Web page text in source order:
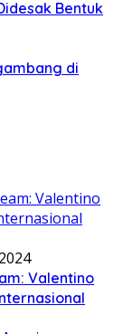
Bentuk
di
Valentino